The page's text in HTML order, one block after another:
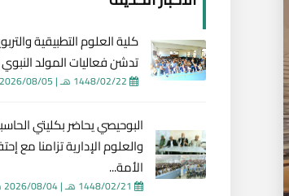
كلية العلوم التطبيقية
تدشن فعاليات المولد
1448/02/22 هـ | 2026/08/05 م
البوحيصي يحاضر بكليتي
والعلوم الإدارية تزامنا مع
الأمة...
|2026/08/04 م